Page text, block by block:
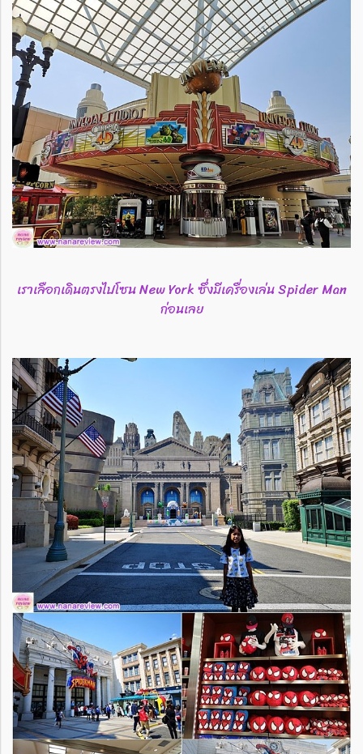
เราเลือกเดินตรงไปโซน New York ซึ่งมีเครื่องเล่น Spider Man
ก่อนเลย